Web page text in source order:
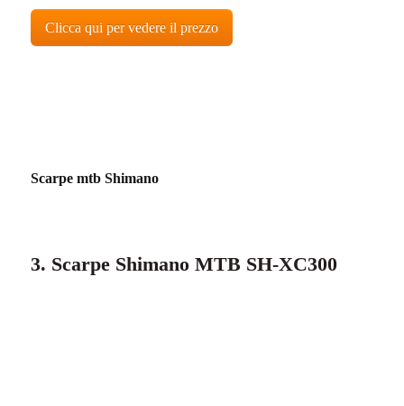
Clicca qui per vedere il prezzo
Scarpe mtb Shimano
3. Scarpe Shimano MTB SH-XC300